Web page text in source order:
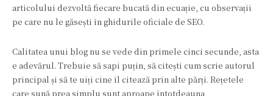
articolului dezvoltă fiecare bucată din ecuație, cu observații
pe care nu le găsești în ghidurile oficiale de SEO.
Calitatea unui blog nu se vede din primele cinci secunde, asta
e adevărul. Trebuie să sapi puțin, să citești cum scrie autorul
principal și să te uiți cine îl citează prin alte părți. Rețetele
care sună prea simplu sunt aproape întotdeauna